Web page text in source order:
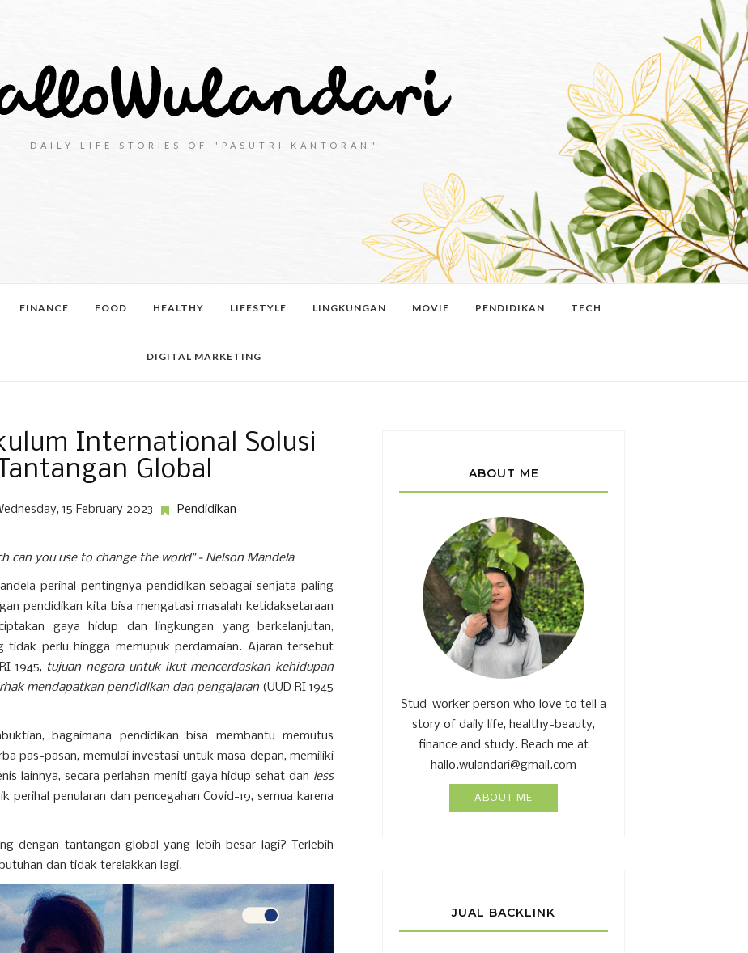
DAILY LIFE STORIES OF "PASUTRI KANTORAN"
FINANCE FOOD HEALTHY LIFESTYLE LINGKUNGAN MOVIE PENDIDIKAN TECH
DIGITAL MARKETING
International Solusi
Global
15 February 2023 Pendidikan
can you use to change the world" - Nelson Mandela
perihal pentingnya pendidikan sebagai senjata paling
pendidikan kita bisa mengatasi masalah ketidaksetaraan
gaya hidup dan lingkungan yang berkelanjutan,
tidak perlu hingga memupuk perdamaian. Ajaran tersebut
1945, tujuan negara untuk ikut mencerdaskan kehidupan
mendapatkan pendidikan dan pengajaran (UUD RI 1945
bagaimana pendidikan bisa membantu memutus
pas-pasan, memulai investasi untuk masa depan, memiliki
lainnya, secara perlahan meniti gaya hidup sehat dan less
perihal penularan dan pencegahan Covid-19, semua karena
dengan tantangan global yang lebih besar lagi? Terlebih
dan tidak terelakkan lagi.
ABOUT ME
Stud-worker person who love to tell a
story of daily life, healthy-beauty,
finance and study. Reach me at
hallo.wulandari@gmail.com
ABOUT ME
JUAL BACKLINK